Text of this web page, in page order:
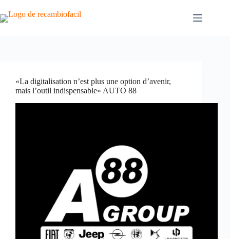
to
content
«La digitalisation n’est plus une option d’avenir,
mais l’outil indispensable» AUTO 88